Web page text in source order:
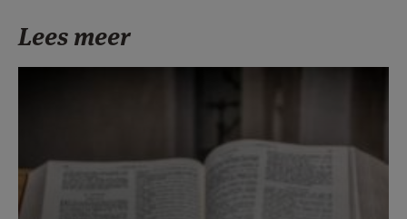
Lees meer